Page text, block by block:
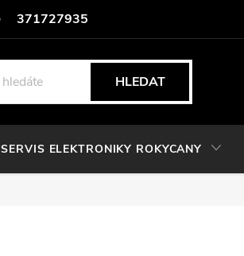
371727935
HLEDAT
SERVIS ELEKTRONIKY ROKYCANY